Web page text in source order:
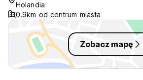
Holandia
0.9km od centrum miasta
Zobacz mapę